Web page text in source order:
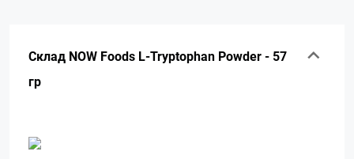
Склад NOW Foods L-Tryptophan Powder - 57
гр